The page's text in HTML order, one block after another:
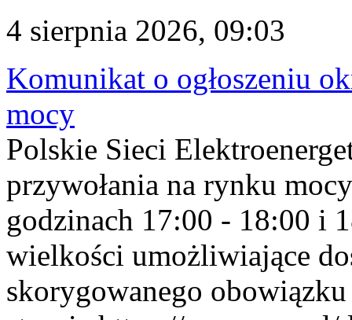
4 sierpnia 2026, 09:03
Komunikat o ogłoszeniu
mocy
Polskie Sieci
przywołania na rynku
godzinach 17:00 - 18:00 i
wielkości umożliwiające
skorygowanego